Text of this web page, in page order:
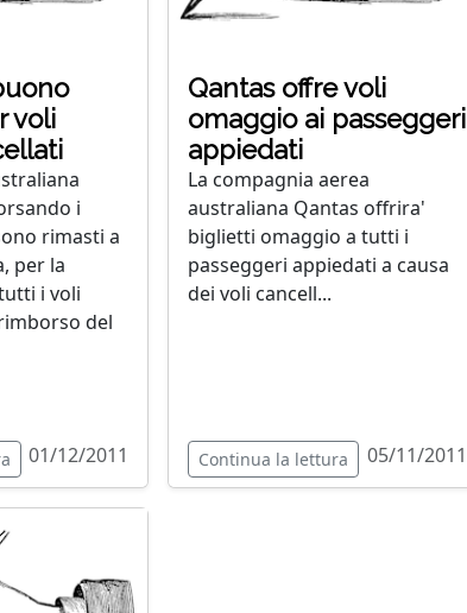
voli
i
rimasti a
per la
i voli
del
01/12/2011
Qantas offre voli
omaggio ai passeggeri
appiedati
La compagnia aerea
australiana Qantas offrira'
biglietti omaggio a tutti i
passeggeri appiedati a causa
dei voli cancell...
Continua la lettura 05/11/2011